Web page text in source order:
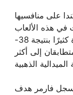
على منافسيها
في هذه الألعاب
البارالمبية، ولم تتأخر الولايات المتحدة كثيرًا بنتيجة 38-
إلى أكثر
سجل فارمر هدف